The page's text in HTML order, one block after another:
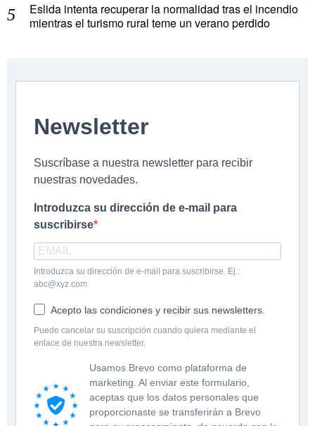
Eslida intenta recuperar la normalidad tras el incendio
mientras el turismo rural teme un verano perdido
Newsletter
Suscríbase a nuestra newsletter para recibir
nuestras novedades.
Introduzca su dirección de e-mail para
suscribirse
Introduzca su dirección de e-mail para suscribirse. Ej.:
abc@xyz.com
Acepto las condiciones y recibir sus newsletters.
Puede cancelar su suscripción cuando quiera mediante el
enlace de nuestra newsletter.
Usamos Brevo como plataforma de
marketing. Al enviar este formulario,
aceptas que los datos personales que
proporcionaste se transferirán a Brevo